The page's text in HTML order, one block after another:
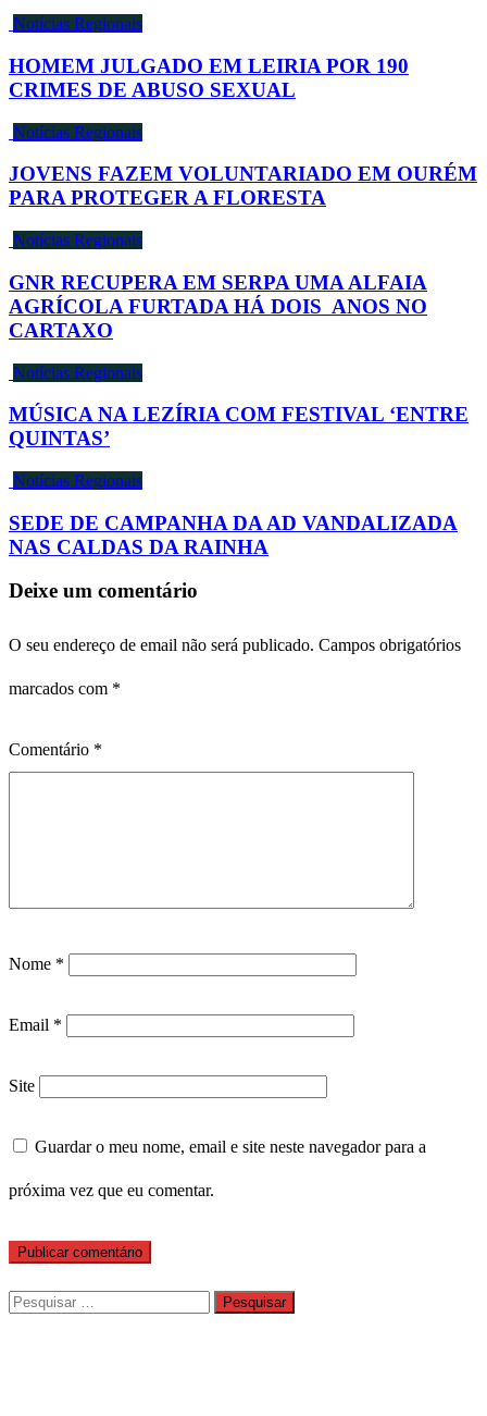
Notícias Regionais
HOMEM JULGADO EM LEIRIA POR 190
CRIMES DE ABUSO SEXUAL
Notícias Regionais
JOVENS FAZEM VOLUNTARIADO EM OURÉM
PARA PROTEGER A FLORESTA
Notícias Regionais
GNR RECUPERA EM SERPA UMA ALFAIA
AGRÍCOLA FURTADA HÁ DOIS ANOS NO
CARTAXO
Notícias Regionais
MÚSICA NA LEZÍRIA COM FESTIVAL ‘ENTRE
QUINTAS’
Notícias Regionais
SEDE DE CAMPANHA DA AD VANDALIZADA
NAS CALDAS DA RAINHA
Deixe um comentário
O seu endereço de email não será publicado. Campos obrigatórios
marcados com *
Comentário *
Nome *
Email *
Site
Guardar o meu nome, email e site neste navegador para a
próxima vez que eu comentar.
Pesquisar
por: